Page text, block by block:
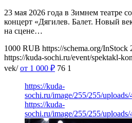
23 мая 2026 года в Зимнем театре
концерт «Дягилев. Балет. Новый
на сцене…
1000 RUB https://schema.org/InStock
https://kuda-sochi.ru/event/spektakl-
vek/ от 1 000 ₽ 76 1
https://kuda-
sochi.ru/image/255/255/
https://kuda-
sochi.ru/image/255/255/